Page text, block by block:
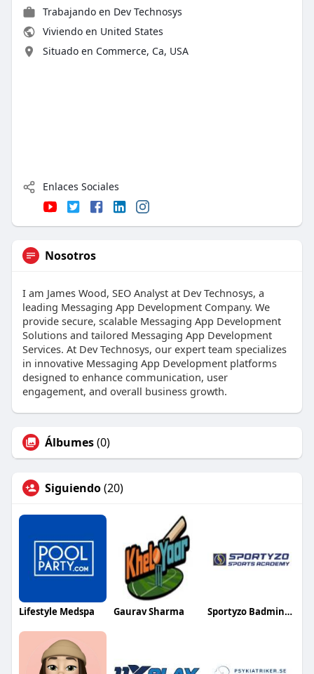
Trabajando en Dev Technosys
Viviendo en United States
Situado en Commerce, Ca, USA
Enlaces Sociales
Nosotros
I am James Wood, SEO Analyst at Dev Technosys, a
leading Messaging App Development Company. We
provide secure, scalable Messaging App Development
Solutions and tailored Messaging App Development
Services. At Dev Technosys, our expert team specializes
in innovative Messaging App Development platforms
designed to enhance communication, user
engagement, and overall business growth.
Álbumes(0)
Siguiendo(20)
Lifestyle Medspa Gaurav Sharma Sportyzo Badminton Academy